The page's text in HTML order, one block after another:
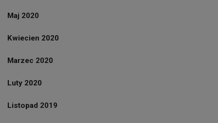
Maj 2020
Kwiecien 2020
Marzec 2020
Luty 2020
Listopad 2019